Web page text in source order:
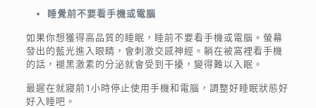
睡覺前不要看手機或電腦
如果你想獲得高品質的睡眠，睡前不要看手機或電腦。螢幕
發出的藍光進入眼睛，會刺激交感神經。躺在被窩裡看手機
的話，褪黑激素的分泌就會受到干擾，變得難以入眠。
最遲在就寢前1小時停止使用手機和電腦，調整好睡眠狀態好
好入睡吧。